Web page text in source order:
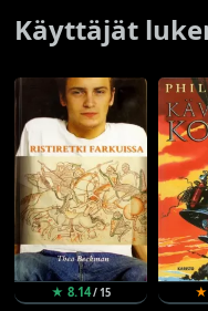
Käyttäjät
★ 8.14/ 15 ★